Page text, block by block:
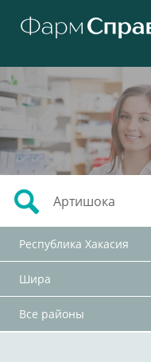
Республика Хакасия
Шира
Все районы